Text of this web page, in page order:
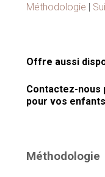
Méthodologie |
Offre aussi
Contactez-nous
pour vos
Méthodologie